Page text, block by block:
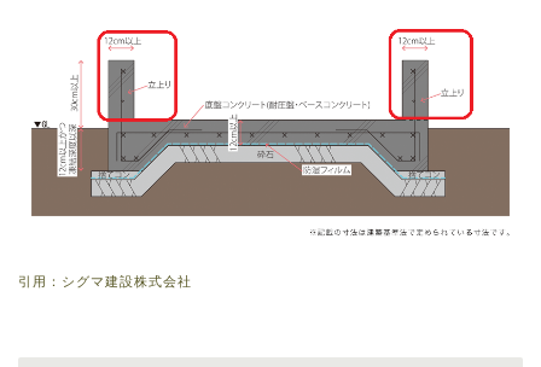
引用：シグマ建設株式会社